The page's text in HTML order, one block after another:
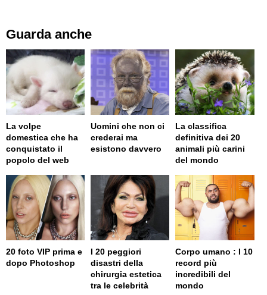
Guarda anche
La volpe
domestica che ha
conquistato il
popolo del web
Uomini che non ci
crederai ma
esistono davvero
La classifica
definitiva dei 20
animali più carini
del mondo
20 foto VIP prima e
dopo Photoshop
I 20 peggiori
disastri della
chirurgia estetica
tra le celebrità
Corpo umano : I 10
record più
incredibili del
mondo